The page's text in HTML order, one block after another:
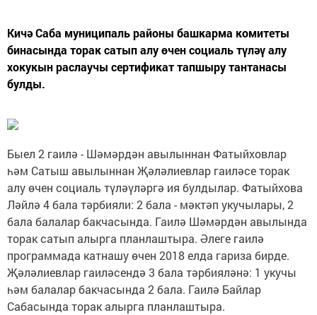
Кичә Саба муниципаль районы башкарма комитеты
бинасында торак сатып алу өчен социаль түләү алу
хокукын раслаучы сертификат тапшыру тантанасы
булды.
Быел 2 гаилә - Шәмәрдән авылыннан Фатыйховлар
һәм Сатыш авылыннан Җәләлиевлар гаиләсе торак
алу өчен социаль түләүләргә ия булдылар. Фатыйхова
Ләйлә 4 бала тәрбияли: 2 бала - мәктәп укучылары, 2
бала балалар бакчасында. Гаилә Шәмәрдән авылында
торак сатып алырга планлаштыра. Әлеге гаилә
программада катнашу өчен 2018 елда гариза бирде.
Җәләлиевлар гаиләсендә 3 бала тәрбияләнә: 1 укучы
һәм балалар бакчасында 2 бала. Гаилә Байлар
Сабасында торак алырга планлаштыра.